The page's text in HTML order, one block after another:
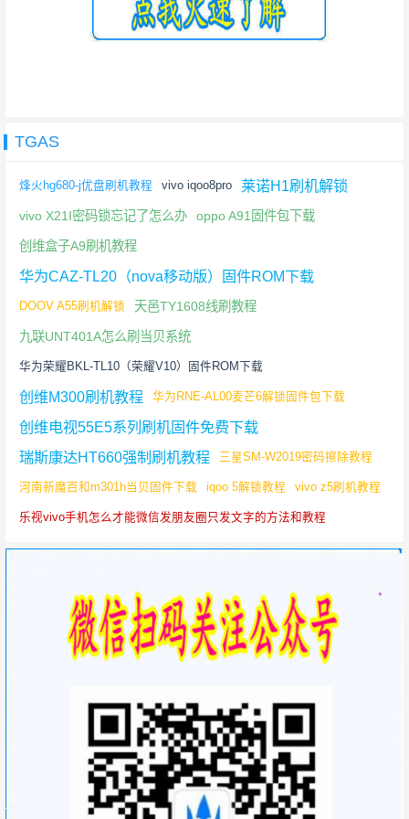
TGAS
烽火hg680-j优盘刷机教程 vivo iqoo8pro 莱诺H1刷机解锁
vivo X21I密码锁忘记了怎么办 oppo A91固件包下载
创维盒子A9刷机教程
华为CAZ-TL20（nova移动版）固件ROM下载
DOOV A55刷机解锁 天邑TY1608线刷教程
九联UNT401A怎么刷当贝系统
华为荣耀BKL-TL10（荣耀V10）固件ROM下载
创维M300刷机教程 华为RNE-AL00麦芒6解锁固件包下载
创维电视55E5系列刷机固件免费下载
瑞斯康达HT660强制刷机教程
三星SM-W2019密码擦除教程
河南新魔百和m301h当贝固件下载 iqoo 5解锁教程 vivo z5刷机教程
乐视vivo手机怎么才能微信发朋友圈只发文字的方法和教程